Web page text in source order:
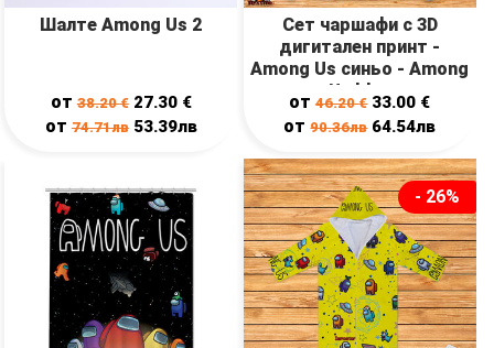
Шалте Among Us 2
от38.20€ 27.30 €
от74.71лв 53.39лв
Сет чаршафи с 3D
дигитален принт -
Among Us синьо - Among
Us blue
от46.20€ 33.00 €
от90.36лв 64.54лв
- 26%